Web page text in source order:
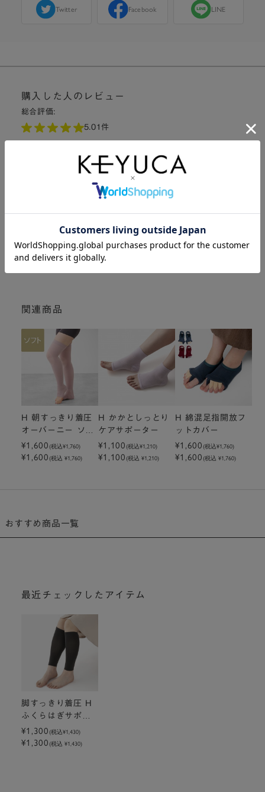
Twitter Facebook LINE
購入した人のレビュー
総合評価:
5.01件
5
購入者さん： フジモトリョウコ
関連商品
H 朝すっきり着圧
オーバーニー ソフ
ト ピンク
¥1,600(税込¥1,760)
¥1,600(税込 ¥1,760)
H かかとしっとり
ケアサポーター
¥1,100(税込¥1,210)
¥1,100(税込 ¥1,210)
H 綿混足指開放フ
ットカバー
¥1,600(税込¥1,760)
¥1,600(税込 ¥1,760)
おすすめ商品一覧
最近チェックしたアイテム
脚すっきり着圧 H
ふくらはぎサポー
ター チャコール
グレー
¥1,300(税込¥1,430)
¥1,300(税込 ¥1,430)